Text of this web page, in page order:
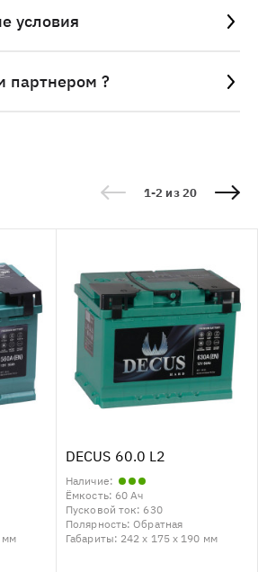
условия
партнером ?
1-2 из 20
мм
DECUS 60.0 L2
Наличие:
Ёмкость: 60 Ач
Пусковой ток: 630
Полярность:Обратная
Габариты: 242 x 175 x 190 мм